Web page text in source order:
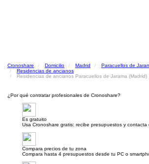
Cronoshare Domicilio Madrid
Paracuellos de
Residencias de ancianos
Residencias de ancianos Paracuellos de Jarama (Madrid)
¿Por qué contratar profesionales de Cronoshare?
Es gratuito
Usa Cronoshare gratis: recibe presupuestos y contacta
Compara precios de tu zona
Compara hasta 4 presupuestos desde tu PC o